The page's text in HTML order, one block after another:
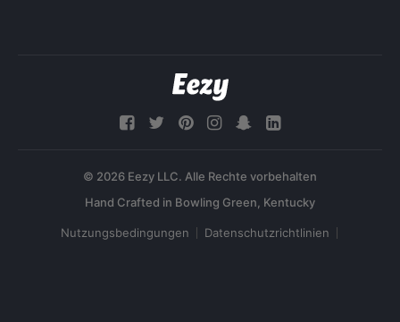
© 2026 Eezy LLC. Alle Rechte vorbehalten
Nutzungsbedingungen Datenschutzrichtlinien